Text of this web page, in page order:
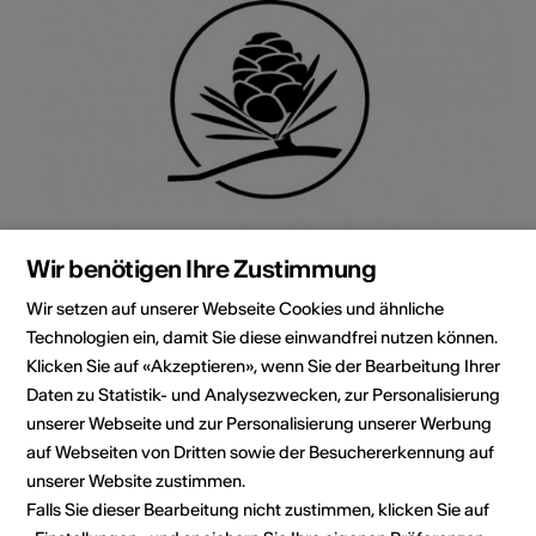
Institution / Organisation
Verein Brot & Spiele
Gabriel Zurbriggen
Hügelweg 1
Wir benötigen Ihre Zustimmung
Wir setzen auf unserer Webseite Cookies und ähnliche
Technologien ein, damit Sie diese einwandfrei nutzen können.
Klicken Sie auf «Akzeptieren», wenn Sie der Bearbeitung Ihrer
Daten zu Statistik- und Analysezwecken, zur Personalisierung
unserer Webseite und zur Personalisierung unserer Werbung
auf Webseiten von Dritten sowie der Besuchererkennung auf
unserer Website zustimmen.
Falls Sie dieser Bearbeitung nicht zustimmen, klicken Sie auf